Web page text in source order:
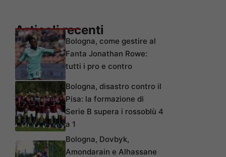
Articoli recenti
Bologna, come gestire al
Fanta Jonathan Rowe:
tutti i pro e contro
Bologna, disastro contro il
Pisa: la formazione di
Serie B supera i rossoblù 4
a 1
Bologna, Dovbyk,
Amondarain e Alhassane